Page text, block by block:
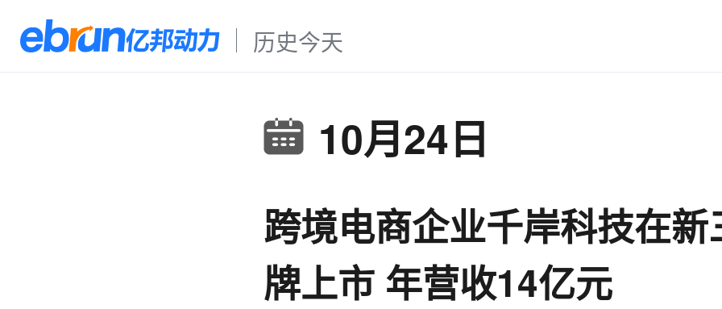
历史今天
10月24日
跨境电商企业千岸科技在新
牌上市 年营收14亿元